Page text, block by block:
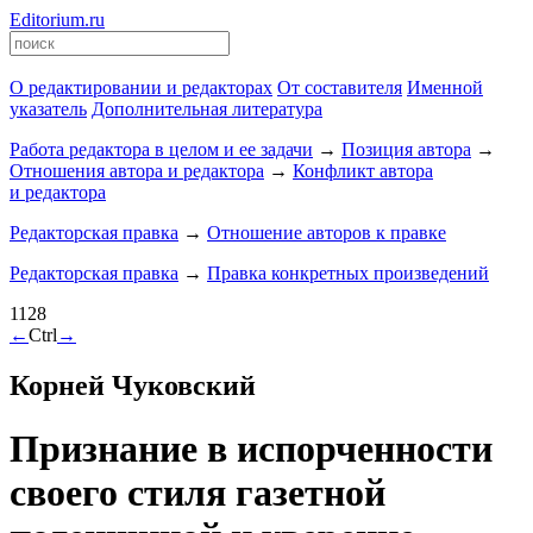
Editorium.ru
О редактировании и редакторах От составителя Именной
указатель Дополнительная литература
Работа редактора в целом и ее задачи → Позиция автора →
Отношения автора и редактора → Конфликт автора
и редактора
Редакторская правка → Отношение авторов к правке
Редакторская правка → Правка конкретных произведений
1128
←Ctrl →
Корней Чуковский
Признание в испорченности
своего стиля газетной